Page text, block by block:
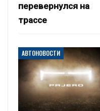
перевернулся на
трассе
АВТОНОВОСТИ